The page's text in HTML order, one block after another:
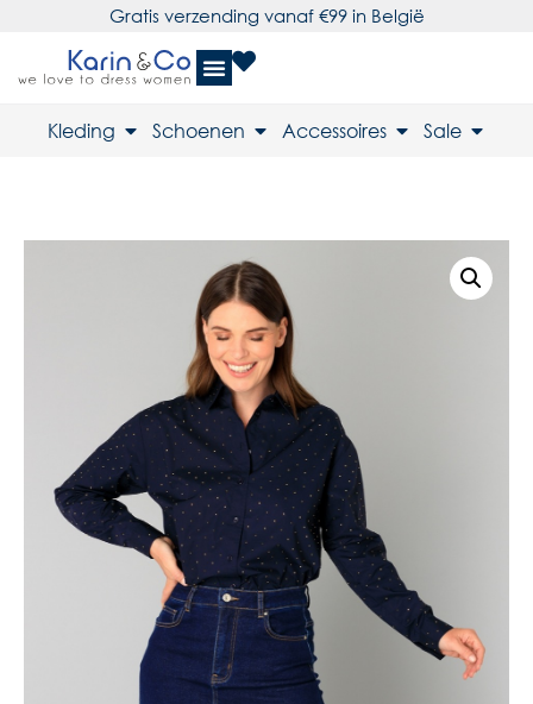
Gratis verzending vanaf €99 in België
Kleding Schoenen Accessoires Sale